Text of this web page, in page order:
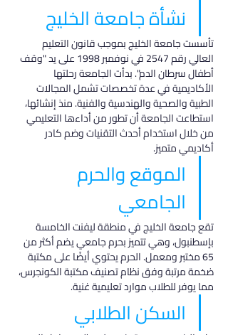
نشأة جامعة الخليج
تأسست جامعة الخليج بموجب قانون التعليم
العالي رقم 2547 في نوفمبر 1998 على يد "وقف
أطفال سرطان الدم". بدأت الجامعة رحلتها
الأكاديمية في عدة تخصصات تشمل المجالات
الطبية والصحية والهندسية والفنية. منذ إنشائها،
استطاعت الجامعة أن تطور من أداءها التعليمي
من خلال استخدام أحدث التقنيات وضم كادر
أكاديمي متميز.
الموقع والحرم
الجامعي
تقع جامعة الخليج في منطقة ليفنت الخامسة
بإسطنبول، وهي تتميز بحرم جامعي يضم أكثر من
65 مختبر ومعمل. الحرم يحتوي أيضًا على مكتبة
ضخمة مرتبة وفق نظام تصنيف مكتبة الكونجرس،
مما يوفر للطلاب موارد تعليمية غنية.
السكن الطلابي